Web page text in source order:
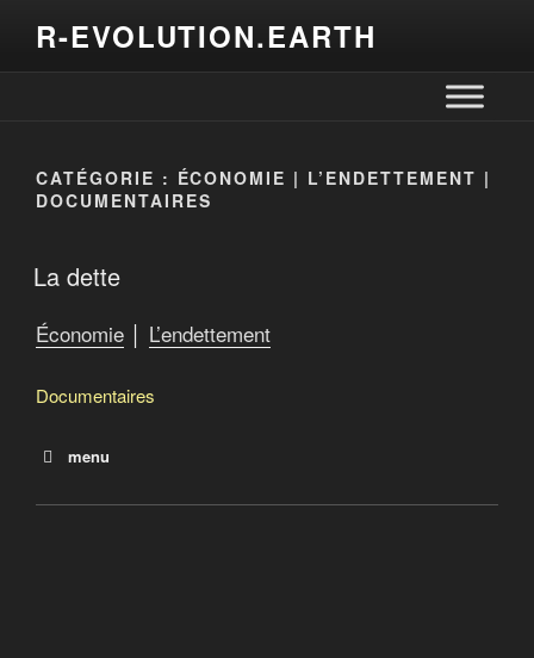
R-EVOLUTION.EARTH
CATÉGORIE : ÉCONOMIE | L’ENDETTEMENT |
DOCUMENTAIRES
La dette
Économie │ L’endettement
Documentaires
menu